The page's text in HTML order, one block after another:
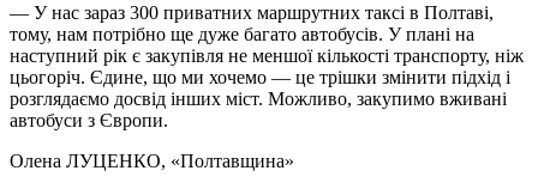
— У нас зараз 300 приватних маршрутних таксі в Полтаві,
тому, нам потрібно ще дуже багато автобусів. У плані на
наступний рік є закупівля не меншої кількості транспорту, ніж
цьогоріч. Єдине, що ми хочемо — це трішки змінити підхід і
розглядаємо досвід інших міст. Можливо, закупимо вживані
автобуси з Європи.
Олена ЛУЦЕНКО, «Полтавщина»